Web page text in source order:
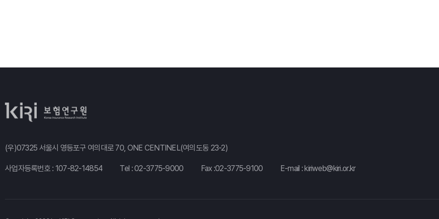
(우)07325 서울시 영등포구 여의대로 70, ONE CENTINEL(여의도동 23-2)
사업자등록번호 : 107-82-14854 Tel :02-3775-9000 Fax :02-3775-9100 E-mail :kiriweb@kiri.or.kr